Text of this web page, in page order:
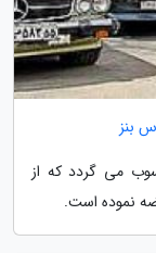
بنز
می گردد که از